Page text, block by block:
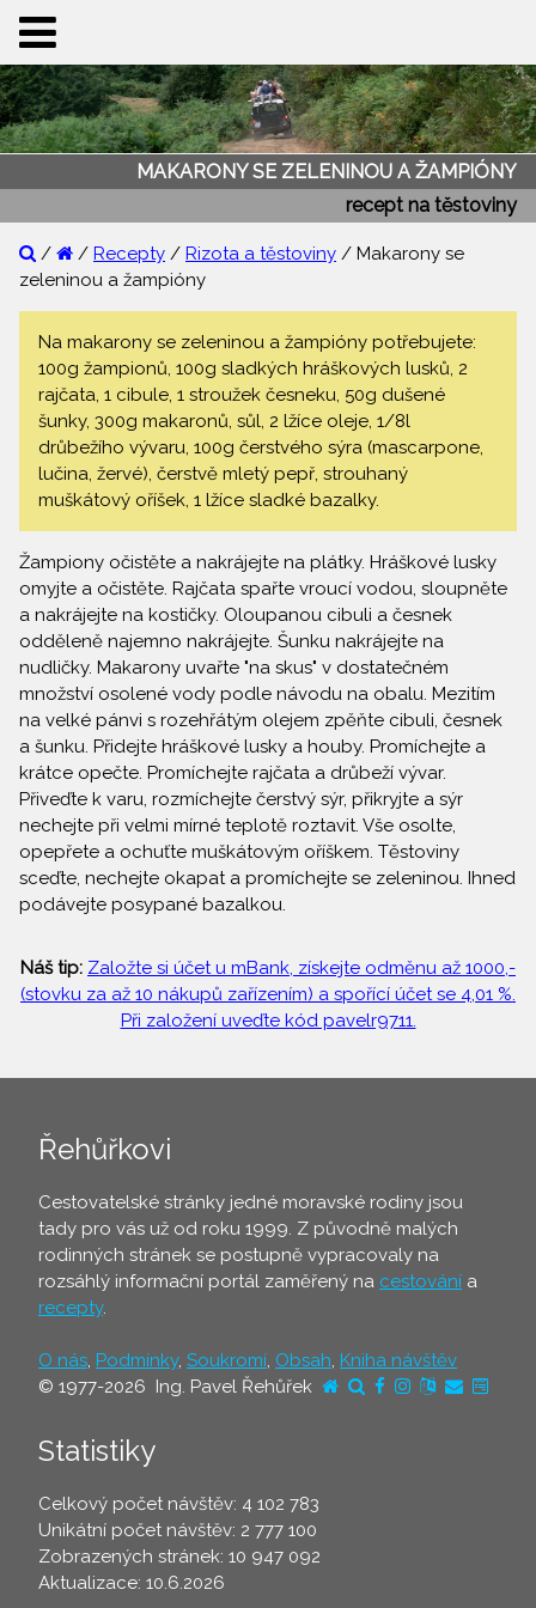
MAKARONY SE ZELENINOU A ŽAMPIÓNY
recept na těstoviny
/ / Recepty / Rizota a těstoviny / Makarony se
zeleninou a žampióny
Na makarony se zeleninou a žampióny potřebujete:
100g žampionů, 100g sladkých hráškových lusků, 2
rajčata, 1 cibule, 1 stroužek česneku, 50g dušené
šunky, 300g makaronů, sůl, 2 lžíce oleje, 1/8l
drůbežího vývaru, 100g čerstvého sýra (mascarpone,
lučina, žervé), čerstvě mletý pepř, strouhaný
muškátový oříšek, 1 lžíce sladké bazalky.
Žampiony očistěte a nakrájejte na plátky. Hráškové lusky
omyjte a očistěte. Rajčata spařte vroucí vodou, sloupněte
a nakrájejte na kostičky. Oloupanou cibuli a česnek
odděleně najemno nakrájejte. Šunku nakrájejte na
nudličky. Makarony uvařte "na skus" v dostatečném
množství osolené vody podle návodu na obalu. Mezitím
na velké pánvi s rozehřátým olejem zpěňte cibuli, česnek
a šunku. Přidejte hráškové lusky a houby. Promíchejte a
krátce opečte. Promíchejte rajčata a drůbeží vývar.
Přiveďte k varu, rozmíchejte čerstvý sýr, přikryjte a sýr
nechejte při velmi mírné teplotě roztavit. Vše osolte,
opepřete a ochuťte muškátovým oříškem. Těstoviny
sceďte, nechejte okapat a promíchejte se zeleninou. Ihned
podávejte posypané bazalkou.
Náš tip: Založte si účet u mBank, získejte odměnu až 1000,-
(stovku za až 10 nákupů zařízením) a spořící účet se 4,01 %.
Při založení uveďte kód pavelr9711.
Řehůřkovi
Cestovatelské stránky jedné moravské rodiny jsou
tady pro vás už od roku 1999. Z původně malých
rodinných stránek se postupně vypracovaly na
rozsáhlý informační portál zaměřený na cestování a
recepty.
O nás, Podmínky, Soukromí, Obsah, Kniha návštěv
© 1977-2026 Ing. Pavel Řehůřek
Statistiky
Celkový počet návštěv: 4 102 783
Unikátní počet návštěv: 2 777 100
Zobrazených stránek: 10 947 092
Aktualizace: 10.6.2026